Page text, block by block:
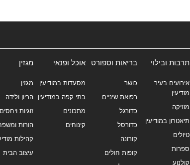
תרבות ובילוי
אירועים בעיר
מודיעין
מוזיקה
תיאטרון במודיעין
טיולים
ספרות
קולנוע
בריאות וספורט
כושר
רפואת שיניים
כדורגל
כדורסל
קורונה
קופות חולים
אוכל ופנאי
מסעדות במודיעין
בתי קפה במודיעין
מתכונים
קינוחים
מגזין
מגזין
הריון ולידה
זוגיות ויחסים
הורות
קהילות
עיצוב הבית